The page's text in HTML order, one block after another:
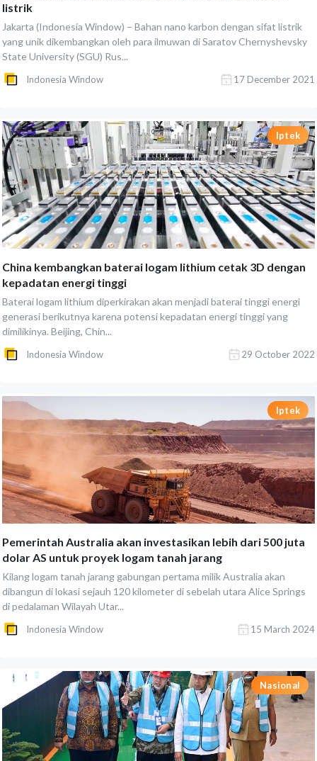
listrik
Jakarta (Indonesia Window) – Bahan nano karbon dengan sifat listrik
yang unik dikembangkan oleh para ilmuwan di Saratov Chernyshevsky
State University (SGU) Rus...
Indonesia Window 17 December 2021
Iptek
China kembangkan baterai logam lithium cetak 3D dengan
kepadatan energi tinggi
Baterai logam lithium diperkirakan akan menjadi baterai tinggi energi
generasi berikutnya karena potensi kepadatan energi tinggi yang
dimilikinya. Beijing, Chin...
Indonesia Window 29 October 2022
Iptek
Pemerintah Australia akan investasikan lebih dari 500 juta
dolar AS untuk proyek logam tanah jarang
Kilang logam tanah jarang gabungan pertama milik Australia akan
dibangun di lokasi sejauh 120 kilometer di sebelah utara Alice Springs
di pedalaman Wilayah Utar...
Indonesia Window 15 March 2024
Nasional